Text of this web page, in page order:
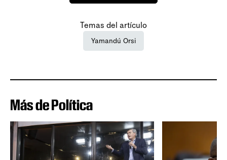
Temas del artículo
Yamandú Orsi
Más de Política